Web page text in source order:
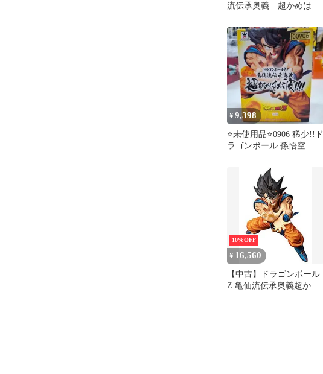
流伝承奥義 超かめはめ
¥9,398
⭐未使用品⭐0906 稀少!!ド
ラゴンボール 孫悟空 亀
10%OFF
¥ 16,560
【中古】ドラゴンボール
Z 亀仙流伝承奥義超かめ